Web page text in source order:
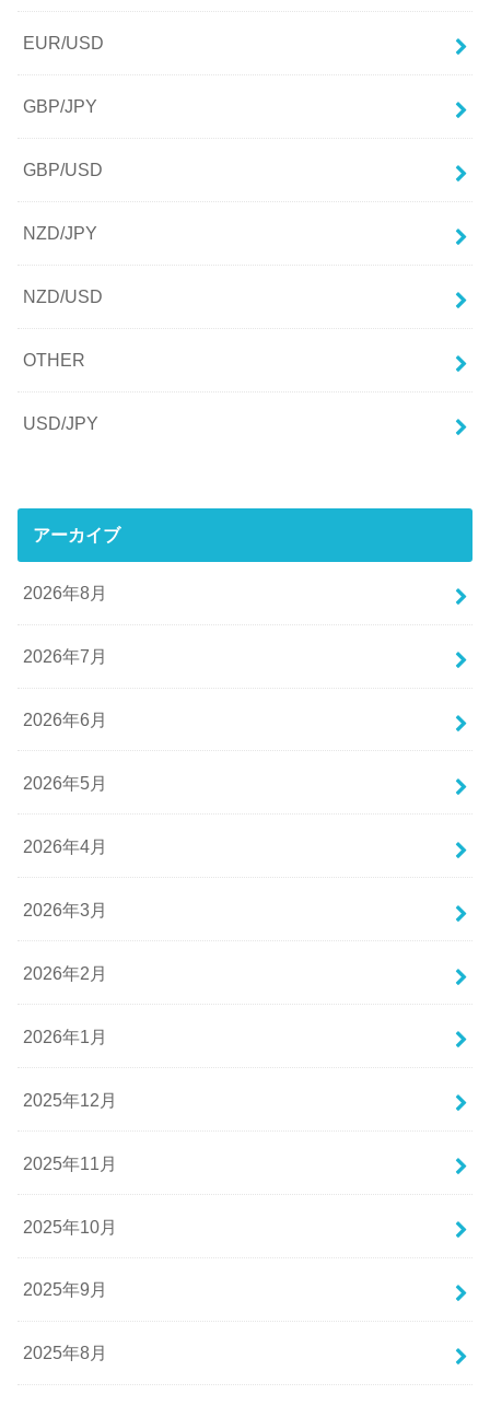
EUR/USD
GBP/JPY
GBP/USD
NZD/JPY
NZD/USD
OTHER
USD/JPY
アーカイブ
2026年8月
2026年7月
2026年6月
2026年5月
2026年4月
2026年3月
2026年2月
2026年1月
2025年12月
2025年11月
2025年10月
2025年9月
2025年8月